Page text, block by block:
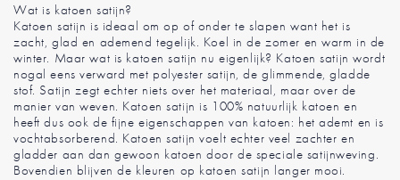
Wat is katoen satijn?
Katoen satijn is ideaal om op of onder te slapen want het is
zacht, glad en ademend tegelijk. Koel in de zomer en warm in de
winter. Maar wat is katoen satijn nu eigenlijk? Katoen satijn wordt
nogal eens verward met polyester satijn, de glimmende, gladde
stof. Satijn zegt echter niets over het materiaal, maar over de
manier van weven. Katoen satijn is 100% natuurlijk katoen en
heeft dus ook de fijne eigenschappen van katoen: het ademt en is
vochtabsorberend. Katoen satijn voelt echter veel zachter en
gladder aan dan gewoon katoen door de speciale satijnweving.
Bovendien blijven de kleuren op katoen satijn langer mooi.